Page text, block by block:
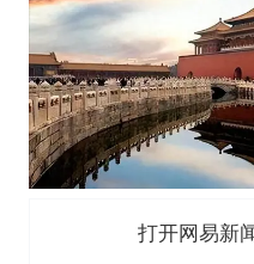
打开网易新